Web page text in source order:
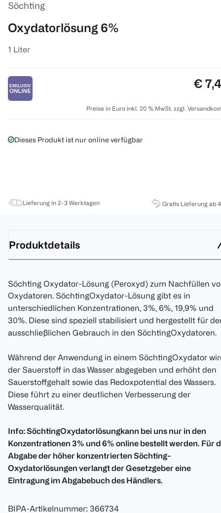
Söchting
Oxydatorlösung 6%
1 Liter
€
Preise in Euro inkl. 20 % MwSt. zzgl.
Dieses Produkt ist nur online verfügbar
Lieferung in 2-3 Werktagen Gratis Lieferung ab
Produktdetails
Söchting Oxydator-Lösung (Peroxyd) zum Nachfüllen
Oxydatoren. SöchtingOxydator-Lösung gibt es in
unterschiedlichen Konzentrationen, 3%, 6%, 19,9% und
30%. Diese sind speziell stabilisiert und hergestellt für
ausschließlichen Gebrauch in den SöchtingOxydatoren.
Während der Anwendung in einem SöchtingOxydator
der Sauerstoff in das Wasser abgegeben und erhöht den
Sauerstoffgehalt sowie das Redoxpotential des Wassers.
Diese führt zu einer deutlichen Verbesserung der
Wasserqualität.
Info: SöchtingOxydatorlösungkann bei uns nur in den
Konzentrationen 3% und 6% online bestellt werden. Für
Abgabe der höher konzentrierten Söchting-
Oxydatorlösungen verlangt der Gesetzgeber eine
Eintragung im Abgabebuch des Händlers.
BIPA-Artikelnummer: 366734